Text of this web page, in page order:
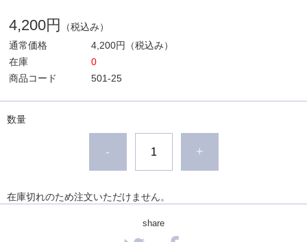
4,200円
（税込み）
通常価格
4,200円
（税込み）
在庫
0
商品コード
501-25
数量
- +
在庫切れのため注文いただけません。
share